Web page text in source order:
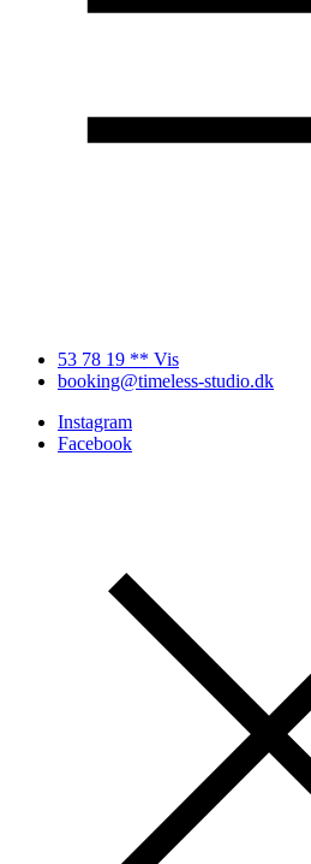
53 78 19 ** Vis
booking@timeless-studio.dk
Instagram
Facebook